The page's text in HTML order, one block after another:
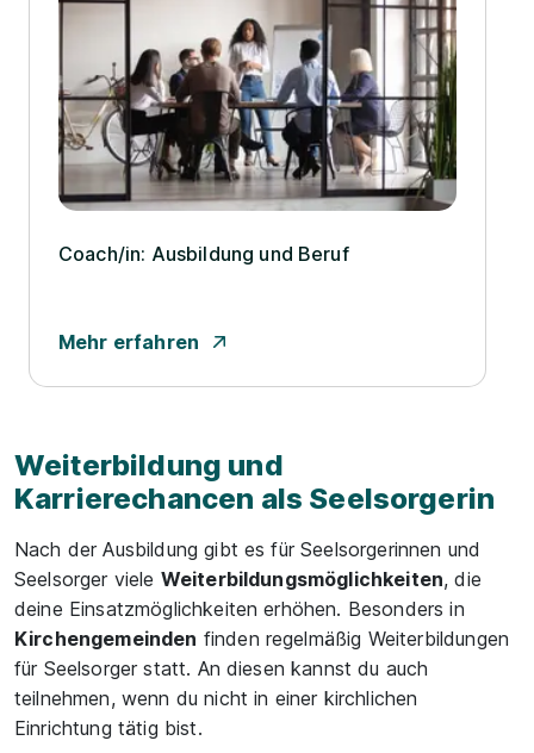
Coach/­in: Ausbildung und Beruf
Mehr erfahren
Weiterbildung und
Karrierechancen als Seelsorgerin
Nach der Ausbildung gibt es für Seelsorgerinnen und
Seelsorger viele Weiterbildungsmöglichkeiten, die
deine Einsatzmöglichkeiten erhöhen. Besonders in
Kirchengemeinden finden regelmäßig Weiterbildungen
für Seelsorger statt. An diesen kannst du auch
teilnehmen, wenn du nicht in einer kirchlichen
Einrichtung tätig bist.